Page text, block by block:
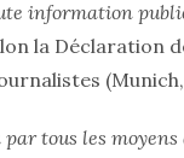
information
la Déclaration
par tous les